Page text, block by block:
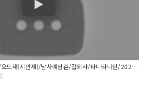
[하루기록]경남산청여행/오도재(지안재)/남사예담촌/겁외사/타니타니탄/2021.12.23.